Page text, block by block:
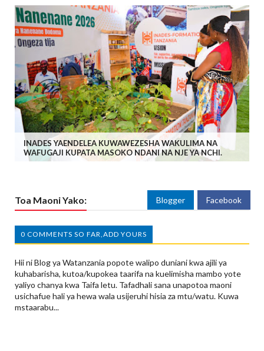
INADES YAENDELEA KUWAWEZESHA WAKULIMA NA
WAFUGAJI KUPATA MASOKO NDANI NA NJE YA NCHI.
Toa Maoni Yako: Blogger Facebook
0 COMMENTS SO FAR,ADD YOURS
Hii ni Blog ya Watanzania popote walipo duniani kwa ajili ya
kuhabarisha, kutoa/kupokea taarifa na kuelimisha mambo yote
yaliyo chanya kwa Taifa letu. Tafadhali sana unapotoa maoni
usichafue hali ya hewa wala usijeruhi hisia za mtu/watu. Kuwa
mstaarabu...